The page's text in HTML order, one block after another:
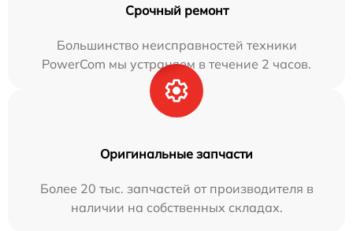
Срочный ремонт
Большинство неисправностей техники
PowerCom мы устраняем в течение 2 часов.
Оригинальные запчасти
Более 20 тыс. запчастей от производителя в
наличии на собственных складах.